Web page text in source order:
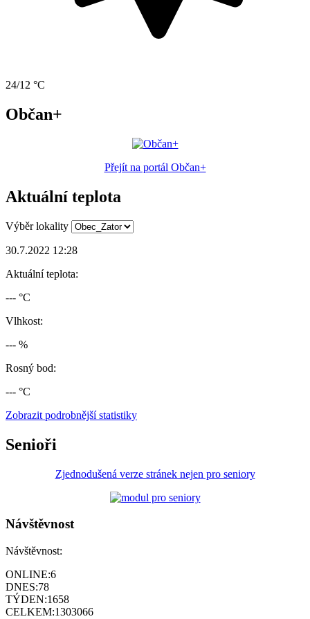
24/12 °C
Občan+
Přejít na portál Občan+
Aktuální teplota
Výběr lokality
30.7.2022 12:28
Aktuální teplota:
--- °C
Vlhkost:
--- %
Rosný bod:
--- °C
Zobrazit podrobnější statistiky
Senioři
Zjednodušená verze stránek nejen pro seniory
Návštěvnost
Návštěvnost:
ONLINE:6
DNES:78
TÝDEN:1658
CELKEM:1303066